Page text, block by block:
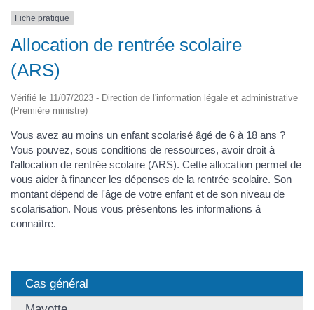
Fiche pratique
Allocation de rentrée scolaire
(ARS)
Vérifié le 11/07/2023 - Direction de l'information légale et administrative
(Première ministre)
Vous avez au moins un enfant scolarisé âgé de 6 à 18 ans ?
Vous pouvez, sous conditions de ressources, avoir droit à
l'allocation de rentrée scolaire (ARS). Cette allocation permet de
vous aider à financer les dépenses de la rentrée scolaire. Son
montant dépend de l'âge de votre enfant et de son niveau de
scolarisation. Nous vous présentons les informations à
connaître.
Cas général